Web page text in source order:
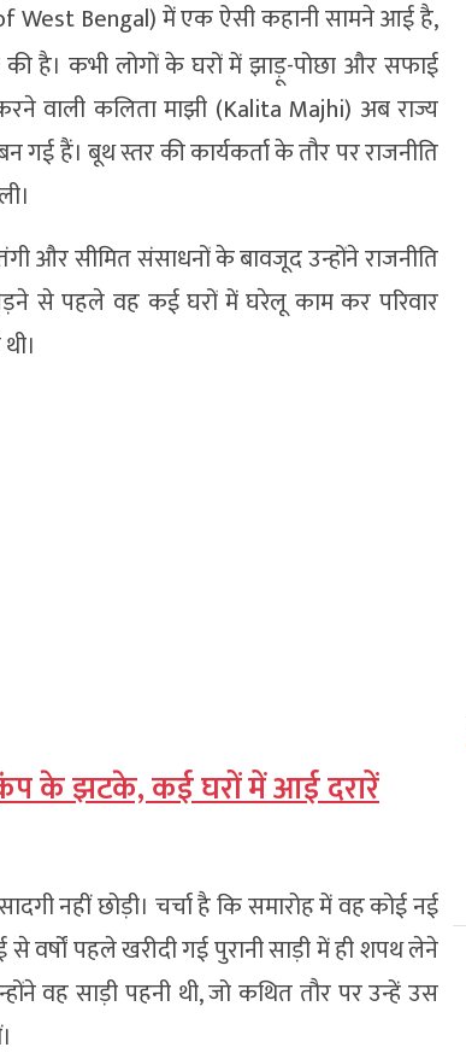
West Bengal) में एक ऐसी कहानी सामने आई है,
है। कभी लोगों के घरों में झाड़ू-पोछा और सफाई
वाली कलिता माझी (Kalita Majhi) अब राज्य
हैं। बूथ स्तर की कार्यकर्ता के तौर पर राजनीति
और सीमित संसाधनों के बावजूद उन्होंने राजनीति
से पहले वह कई घरों में घरेलू काम कर परिवार
के झटके, कई घरों में आई दरारें
नहीं छोड़ी। चर्चा है कि समारोह में वह कोई नई
वर्षों पहले खरीदी गई पुरानी साड़ी में ही शपथ लेने
वह साड़ी पहनी थी, जो कथित तौर पर उन्हें उस